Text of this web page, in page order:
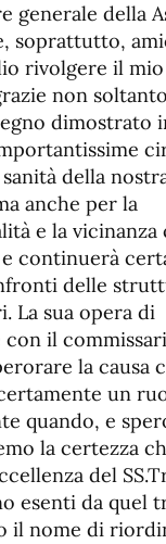
generale della
soprattutto,
rivolgere il mio
non
dimostrato
della
anche per la
e la vicinanza
continuerà
delle
La sua opera di
con il
la causa
un
quando, e
la certezza
del
esenti da quel
il nome di